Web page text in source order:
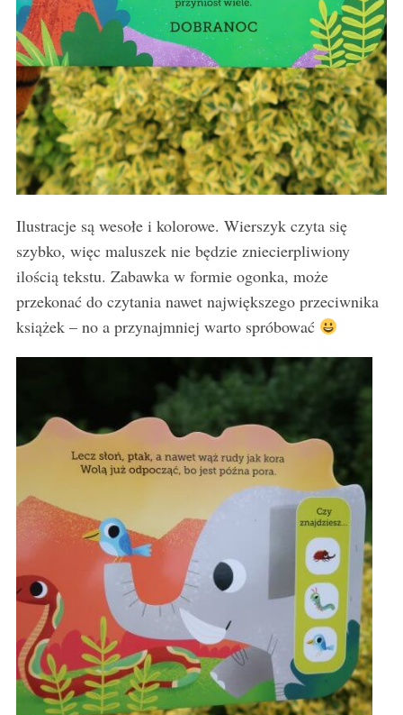
Ilustracje są wesołe i kolorowe. Wierszyk czyta się
szybko, więc maluszek nie będzie zniecierpliwiony
ilością tekstu. Zabawka w formie ogonka, może
przekonać do czytania nawet największego przeciwnika
książek – no a przynajmniej warto spróbować